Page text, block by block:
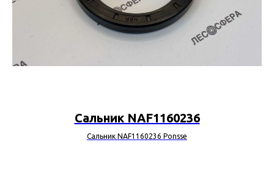
Сальник NAF1160236
Сальник NAF1160236 Ponsse